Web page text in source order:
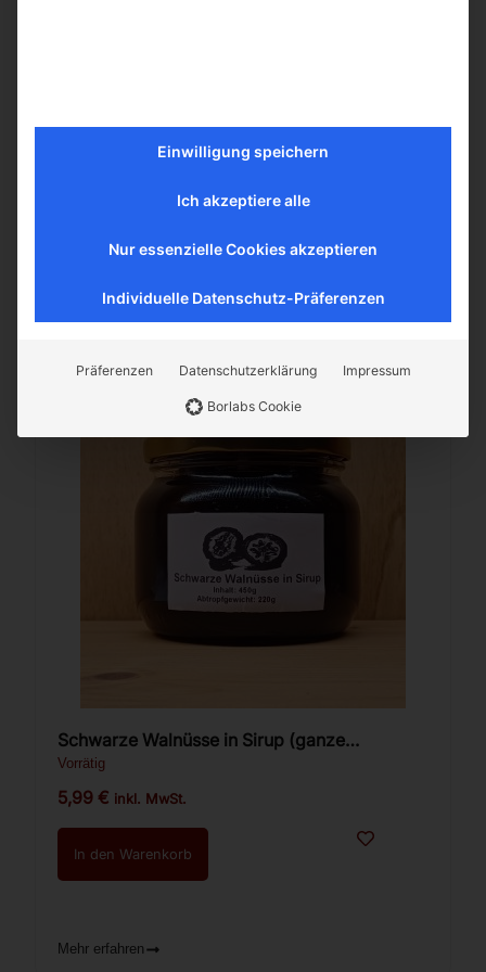
Vorrätig
inkl. MwSt.
Schwarze Walnüsse in Sirup (ganze
Walnüsse) 450g.
Vorrätig
5,99€ inkl. MwSt.
In den Warenkorb
Mehr erfahren
Einwilligung speichern
Ich akzeptiere alle
Nur essenzielle Cookies akzeptieren
Individuelle Datenschutz-Präferenzen
Präferenzen Datenschutzerklärung Impressum
Borlabs Cookie